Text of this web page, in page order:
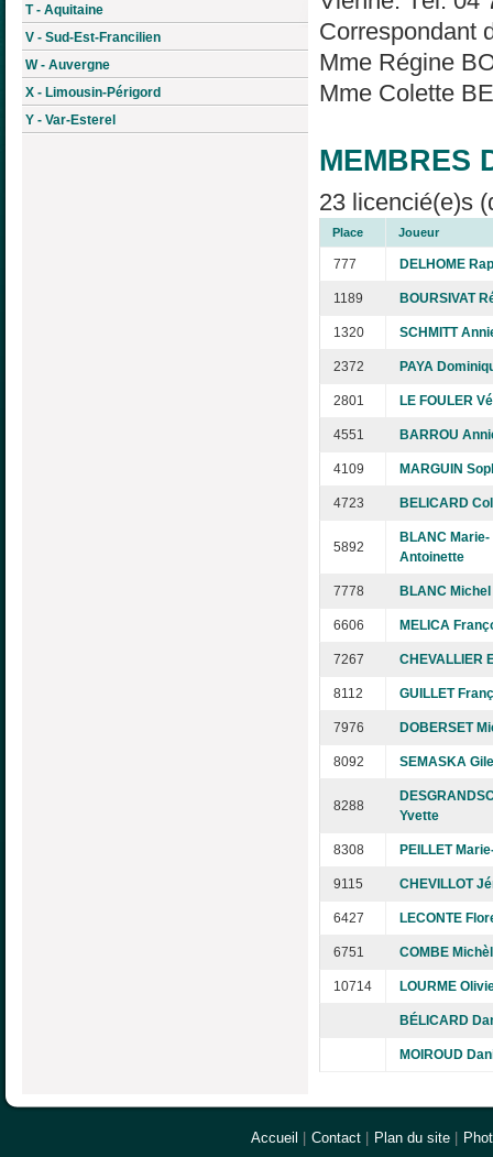
T - Aquitaine
V - Sud-Est-Francilien
W - Auvergne
X - Limousin-Périgord
Y - Var-Esterel
Correspondant
Mme Régine
Mme Colette
MEMBRES
23 licencié(e)s
Place Joueur
777 DELHOME
1189 BOURSIVAT
1320 SCHMITT
2372 PAYA
2801 LE FOULER
4551 BARROU
4109 MARGUIN
4723 BELICARD
5892
BLANC Marie-
Antoinette
7778 BLANC Michel
6606 MELICA
7267 CHEVALLIER
8112 GUILLET
7976 DOBERSET
8092 SEMASKA
8288
Yvette
8308 PEILLET
9115 CHEVILLOT
6427 LECONTE
6751 COMBE
10714 LOURME
BÉLICARD
MOIROUD
Accueil Contact Plan du site